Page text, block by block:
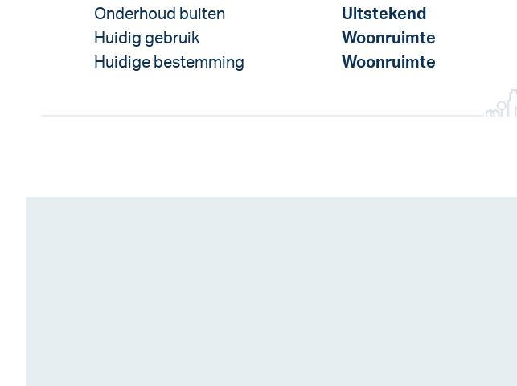
Onderhoud buiten
Uitstekend
Huidig gebruik
Woonruimte
Huidige bestemming
Woonruimte